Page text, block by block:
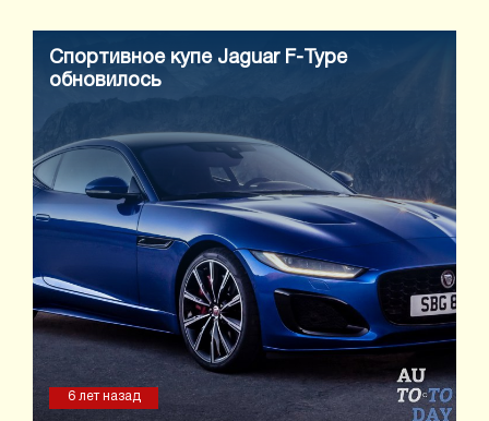
Спортивное купе Jaguar F-Type
обновилось
6 лет назад